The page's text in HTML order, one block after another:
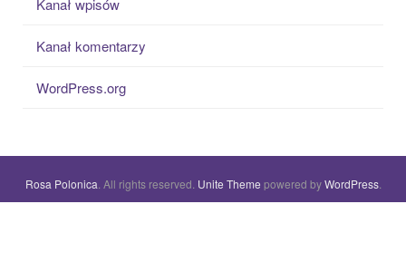
Kanał wpisów
Kanał komentarzy
WordPress.org
Rosa Polonica . All rights reserved. Unite Theme powered byWordPress.